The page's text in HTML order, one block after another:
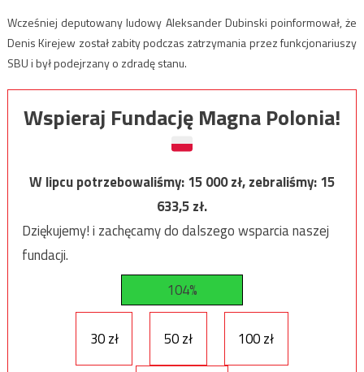
Wcześniej deputowany ludowy Aleksander Dubinski poinformował, że
Denis Kirejew został zabity podczas zatrzymania przez funkcjonariuszy
SBU i był podejrzany o zdradę stanu.
Wspieraj Fundację Magna Polonia!
W lipcu potrzebowaliśmy:15 000zł, zebraliśmy:15
633,5zł.
Dziękujemy! i zachęcamy do dalszego wsparcia naszej
fundacji.
104%
30 zł 50 zł 100 zł